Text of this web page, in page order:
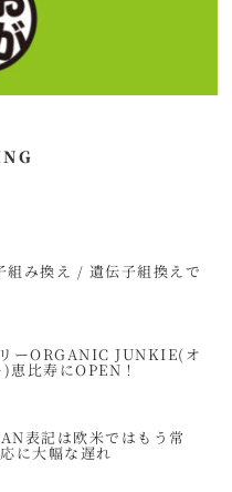
み換え / 遺伝子組換えで
ーORGANIC JUNKIE(オ
恵比寿にOPEN！
表記は欧米ではもう常
に大幅な遅れ